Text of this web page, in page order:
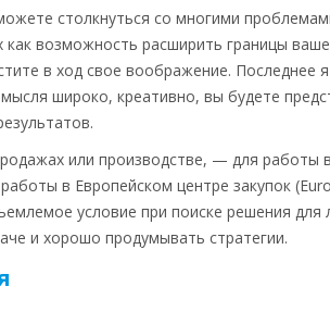
столкнуться со многими
как возможность расширить границы
в ход свое воображение. Последнее
широко, креативно, вы будете
или производстве, — для работы
в Европейском центре закупок
условие при поиске решения для
и хорошо продумывать стратегии.